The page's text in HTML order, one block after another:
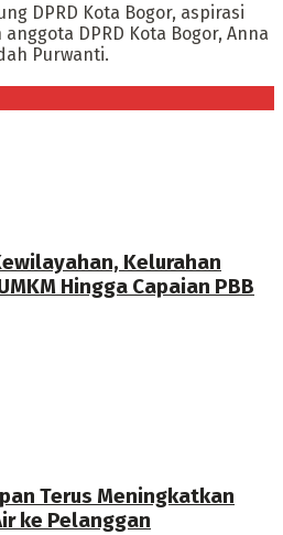
DPRD Kota Bogor, aspirasi
DPRD Kota Bogor, Anna
Purwanti.
Kelurahan
Hingga Capaian PBB
Terus Meningkatkan
ke Pelanggan